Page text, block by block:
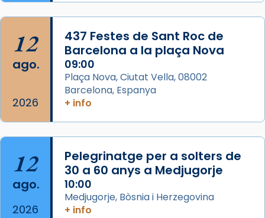
Acompanyant la història de sant Cugat, a
partir de l’Edat Mitjana sorgeix la tradició
que les santes Juliana (“relatiu a Júlia”) i
Semproniana (“relatiu a Semprònia =
eterna”) són deixebles seves. I l’any 1667, el
frare Joan Gaspar Roig, afirma en una obra
que les santes són filles de l’antiga Iluro.
Mataró en reivindicarà les relíq
Foto
View on Facebook ·
12
ago.
2026
437 Festes de Sant Roc de
Barcelona a la plaça Nova
09:00
Plaça Nova, Ciutat Vella, 08002
Barcelona, Espanya
+ info
12
ago.
2026
Pelegrinatge per a solters de
30 a 60 anys a Medjugorje
10:00
Medjugorje, Bòsnia i Herzegovina
+ info